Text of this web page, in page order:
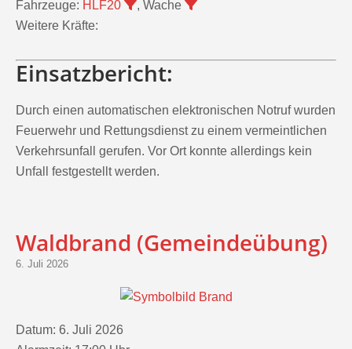
Weitere Kräfte:
Einsatzbericht:
Feuerwehr und Rettungsdienst zu einem vermeintlichen
Verkehrsunfall gerufen. Vor Ort konnte allerdings kein
Unfall festgestellt werden.
Waldbrand (Gemeindeübung)
6. Juli 2026
Alarmzeit: 17:00 Uhr